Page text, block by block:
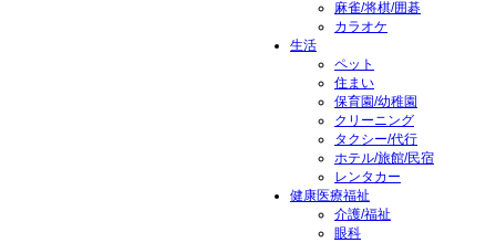
麻雀/将棋/囲碁
カラオケ
生活
ペット
住まい
保育園/幼稚園
クリーニング
タクシー/代行
ホテル/旅館/民宿
レンタカー
健康医療福祉
介護/福祉
眼科